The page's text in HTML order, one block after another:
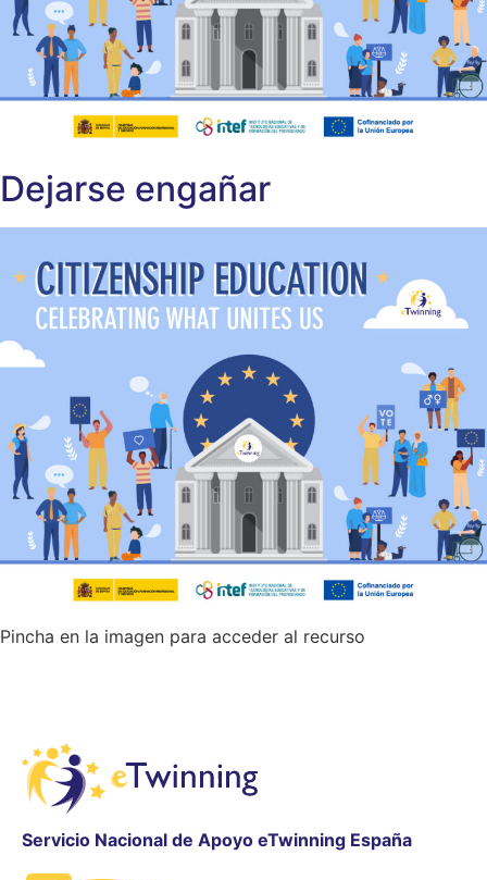
Dejarse engañar
Pincha en la imagen para acceder al recurso
Servicio Nacional de Apoyo eTwinning España